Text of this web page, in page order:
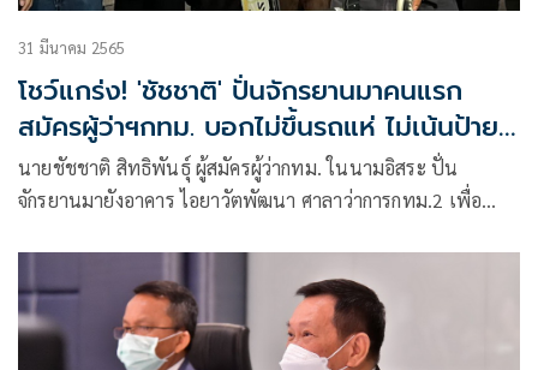
31 มีนาคม 2565
โชว์แกร่ง! 'ชัชชาติ' ปั่นจักรยานมาคนแรก
สมัครผู้ว่าฯกทม. บอกไม่ขึ้นรถแห่ ไม่เน้นป้าย
หาเสียง ลดมลพิษ
นายชัชชาติ สิทธิพันธุ์ ผู้สมัครผู้ว่ากทม. ในนามอิสระ ปั่น
จักรยานมายังอาคาร ไอยาวัตพัฒนา ศาลาว่าการกทม.2 เพื่อ